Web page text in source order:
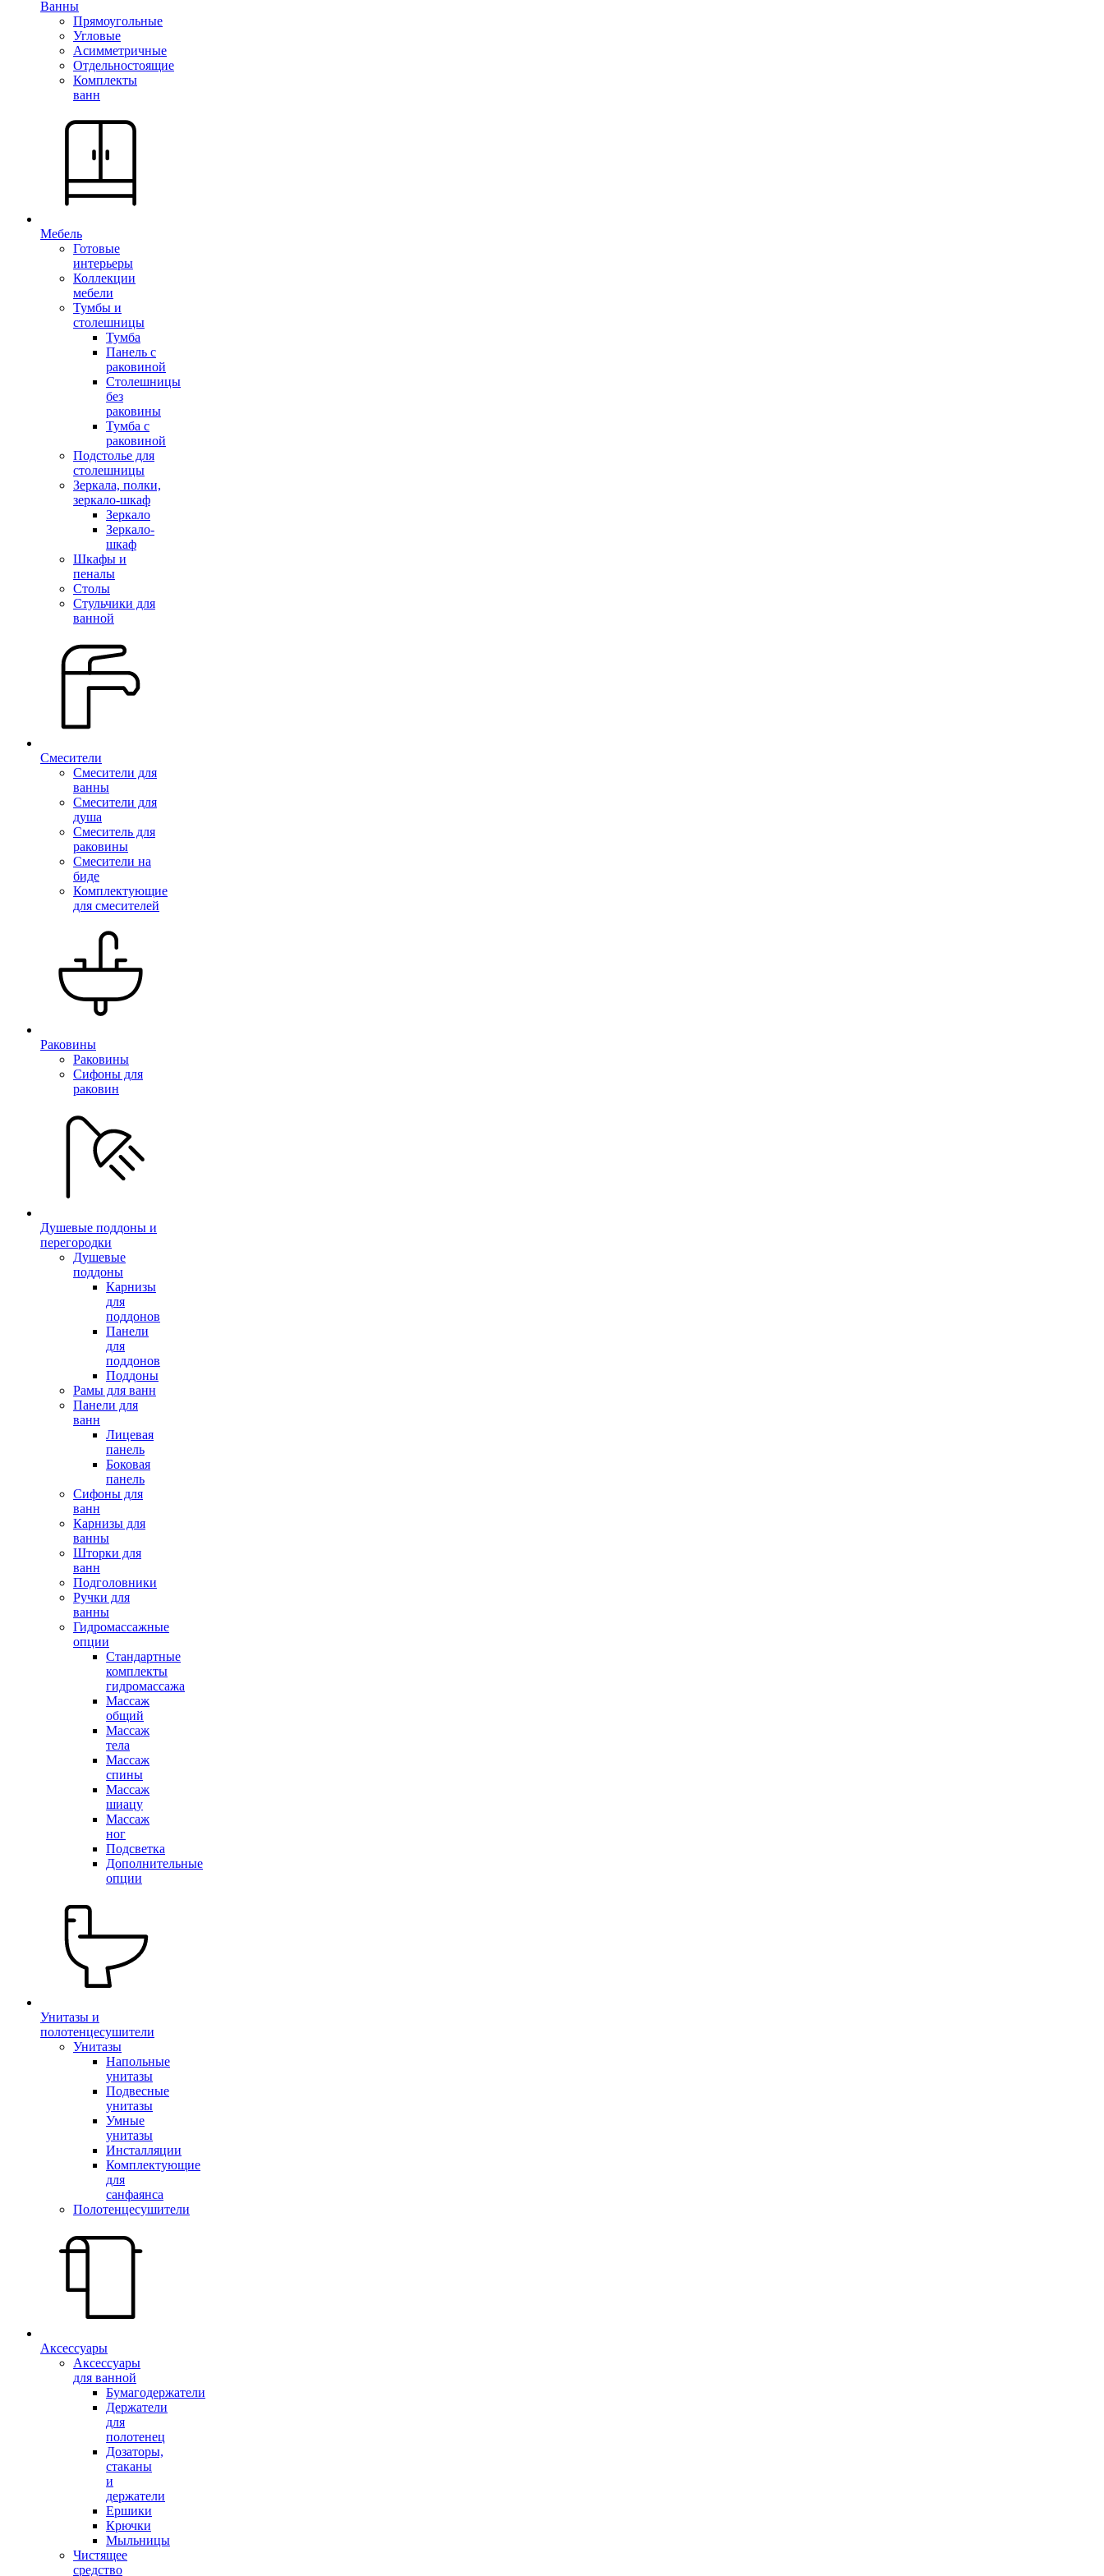
Ванны
Прямоугольные
Угловые
Асимметричные
Отдельностоящие
Комплекты
ванн
Мебель
Готовые
интерьеры
Коллекции
мебели
Тумбы и
столешницы
Тумба
Панель с
раковиной
Столешницы
без
раковины
Тумба с
раковиной
Подстолье для
столешницы
Зеркала, полки,
зеркало-шкаф
Зеркало
Зеркало-
шкаф
Шкафы и
пеналы
Столы
Стульчики для
ванной
Смесители
Смесители для
ванны
Смесители для
душа
Смеситель для
раковины
Смесители на
биде
Комплектующие
для смесителей
Раковины
Раковины
Сифоны для
раковин
Душевые поддоны и
перегородки
Душевые
поддоны
Карнизы
для
поддонов
Панели
для
поддонов
Поддоны
Рамы для ванн
Панели для
ванн
Лицевая
панель
Боковая
панель
Сифоны для
ванн
Карнизы для
ванны
Шторки для
ванн
Подголовники
Ручки для
ванны
Гидромассажные
опции
Стандартные
комплекты
гидромассажа
Массаж
общий
Массаж
тела
Массаж
спины
Массаж
шиацу
Массаж
ног
Подсветка
Дополнительные
опции
Унитазы и
полотенцесушители
Унитазы
Напольные
унитазы
Подвесные
унитазы
Умные
унитазы
Инсталляции
Комплектующие
для
санфаянса
Полотенцесушители
Аксессуары
Аксессуары
для ванной
Бумагодержатели
Держатели
для
полотенец
Дозаторы,
стаканы
и
держатели
Ершики
Крючки
Мыльницы
Чистящее
средство